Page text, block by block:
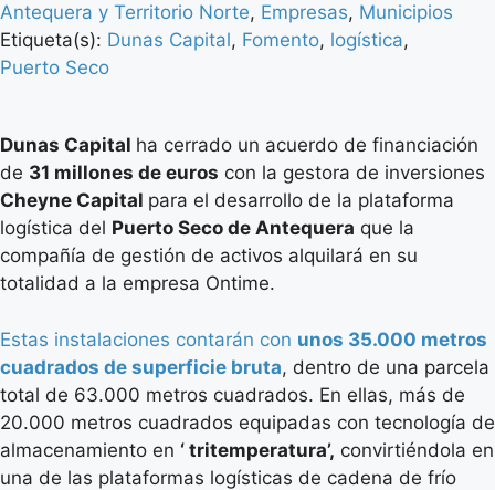
Antequera y Territorio Norte, Empresas, Municipios
Etiqueta(s): Dunas Capital, Fomento, logística,
Puerto Seco
Dunas Capital ha cerrado un acuerdo de financiación
de 31 millones de euros con la gestora de inversiones
Cheyne Capital para el desarrollo de la plataforma
logística del Puerto Seco de Antequera que la
compañía de gestión de activos alquilará en su
totalidad a la empresa Ontime.
Estas instalaciones contarán con unos 35.000 metros
cuadrados de superficie bruta, dentro de una parcela
total de 63.000 metros cuadrados. En ellas, más de
20.000 metros cuadrados equipadas con tecnología de
almacenamiento en ‘ tritemperatura’, convirtiéndola en
una de las plataformas logísticas de cadena de frío